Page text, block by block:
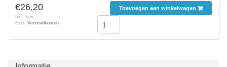
€26,20
Incl. btw
Excl. Verzendkosten
Toevoegen aan winkelwagen